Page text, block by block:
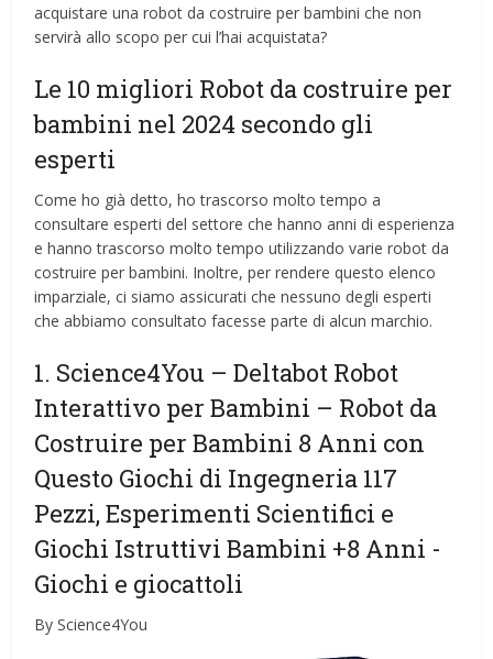
acquistare una robot da costruire per bambini che non
servirà allo scopo per cui l’hai acquistata?
Le 10 migliori Robot da costruire per
bambini nel 2024 secondo gli
esperti
Come ho già detto, ho trascorso molto tempo a
consultare esperti del settore che hanno anni di esperienza
e hanno trascorso molto tempo utilizzando varie robot da
costruire per bambini. Inoltre, per rendere questo elenco
imparziale, ci siamo assicurati che nessuno degli esperti
che abbiamo consultato facesse parte di alcun marchio.
1. Science4You – Deltabot Robot
Interattivo per Bambini – Robot da
Costruire per Bambini 8 Anni con
Questo Giochi di Ingegneria 117
Pezzi, Esperimenti Scientifici e
Giochi Istruttivi Bambini +8 Anni -
Giochi e giocattoli
By Science4You